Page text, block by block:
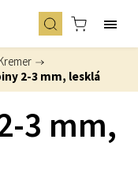
/
2-3 mm, lesklá
3 mm,